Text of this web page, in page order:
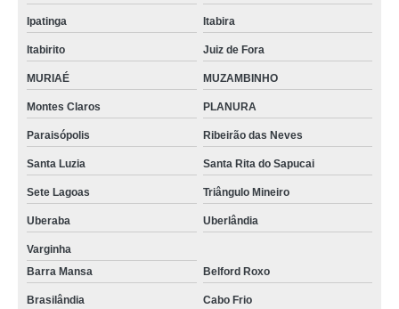
Ipatinga Itabira
Itabirito Juiz de Fora
MURIAÉ MUZAMBINHO
Montes Claros PLANURA
Paraisópolis Ribeirão das Neves
Santa Luzia Santa Rita do Sapucai
Sete Lagoas Triângulo Mineiro
Uberaba Uberlândia
Varginha
Barra Mansa
Belford Roxo
Brasilândia Cabo Frio